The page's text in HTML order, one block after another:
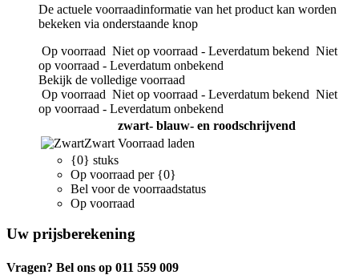
De actuele voorraadinformatie van het product kan worden
bekeken via onderstaande knop
Op voorraad Niet op voorraad - Leverdatum bekend Niet
op voorraad - Leverdatum onbekend
Bekijk de volledige voorraad
Op voorraad Niet op voorraad - Leverdatum bekend Niet
op voorraad - Leverdatum onbekend
zwart- blauw- en roodschrijvend
Zwart Voorraad laden
{0} stuks
Op voorraad per {0}
Bel voor de voorraadstatus
Op voorraad
Uw prijsberekening
Vragen? Bel ons op 011 559 009